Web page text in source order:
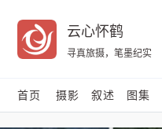
云心怀鹤
寻真旅摄，笔墨纪实
首页 摄影 叙述 图集